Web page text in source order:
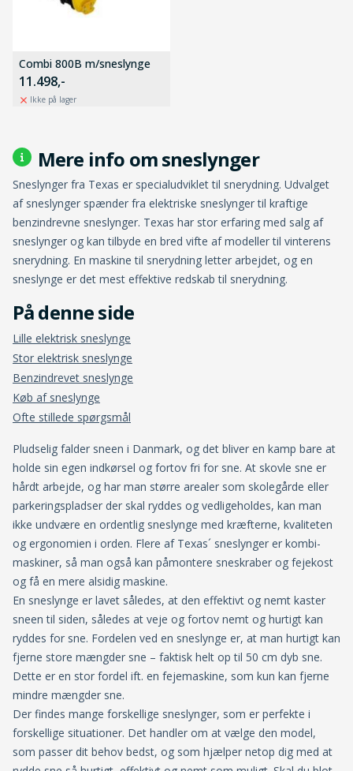
Combi 800B m/sneslynge
11.498,-
Ikke på lager
Mere info om sneslynger
Sneslynger fra Texas er specialudviklet til snerydning. Udvalget
af sneslynger spænder fra elektriske sneslynger til kraftige
benzindrevne sneslynger. Texas har stor erfaring med salg af
sneslynger og kan tilbyde en bred vifte af modeller til vinterens
snerydning. En maskine til snerydning letter arbejdet, og en
sneslynge er det mest effektive redskab til snerydning.
Lille elektrisk sneslynge
Stor elektrisk sneslynge
Benzindrevet sneslynge
Køb af sneslynge
Ofte stillede spørgsmål
Pludselig falder sneen i Danmark, og det bliver en kamp bare at
holde sin egen indkørsel og fortov fri for sne. At skovle sne er
hårdt arbejde, og har man større arealer som skolegårde eller
parkeringspladser der skal ryddes og vedligeholdes, kan man
ikke undvære en ordentlig sneslynge med kræfterne, kvaliteten
og ergonomien i orden. Flere af Texas´ sneslynger er kombi-
maskiner, så man også kan påmontere sneskraber og fejekost
og få en mere alsidig maskine.
En sneslynge er lavet således, at den effektivt og nemt kaster
sneen til siden, således at veje og fortov nemt og hurtigt kan
ryddes for sne. Fordelen ved en sneslynge er, at man hurtigt kan
fjerne store mængder sne – faktisk helt op til 50 cm dyb sne.
Dette er en stor fordel ift. en fejemaskine, som kun kan fjerne
mindre mængder sne.
Der findes mange forskellige sneslynger, som er perfekte i
forskellige situationer. Det handler om at vælge den model,
som passer dit behov bedst, og som hjælper netop dig med at